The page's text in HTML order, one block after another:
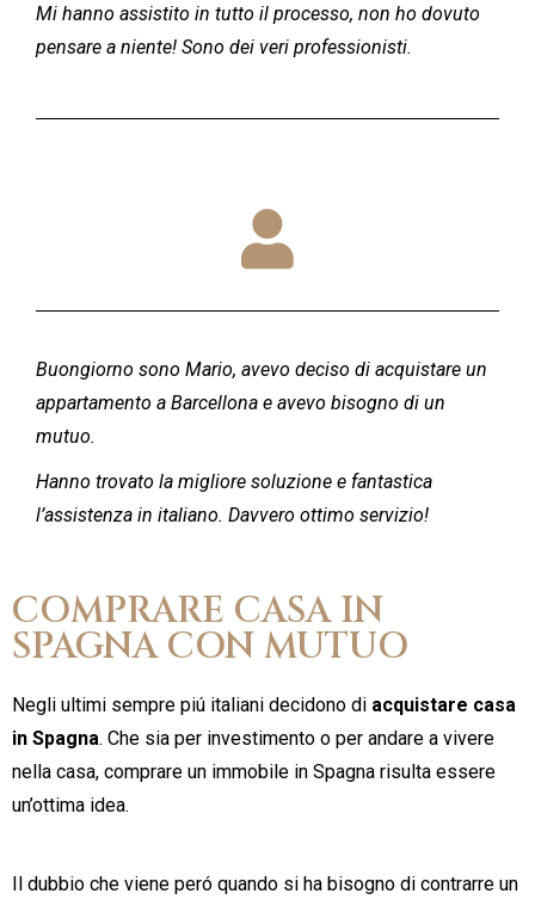
Mi hanno assistito in tutto il processo, non ho dovuto
pensare a niente! Sono dei veri professionisti.
Buongiorno sono Mario, avevo deciso di acquistare un
appartamento a Barcellona e avevo bisogno di un
mutuo.
Hanno trovato la migliore soluzione e fantastica
l’assistenza in italiano. Davvero ottimo servizio!
COMPRARE CASA IN
SPAGNA CON MUTUO
Negli ultimi sempre piú italiani decidono di acquistare casa
in Spagna. Che sia per investimento o per andare a vivere
nella casa, comprare un immobile in Spagna risulta essere
un’ottima idea.
Il dubbio che viene peró quando si ha bisogno di contrarre un